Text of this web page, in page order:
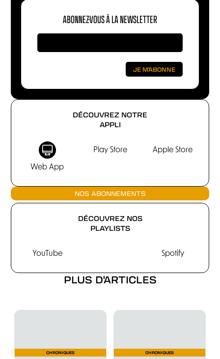
DÉCOUVREZ NOTRE
APPLI
Web App
Play Store Apple Store
NOS ABONNEMENTS
DÉCOUVREZ NOS
PLAYLISTS
YouTube Spotify
ABONNEZ-VOUS À LA NEWSLETTER
PLUS D'ARTICLES
CHRONIQUES CHRONIQUES